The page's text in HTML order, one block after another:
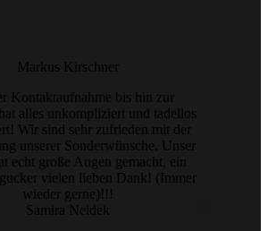
Markus Kirschner
Kontaktaufnahme bis hin zur
alles unkompliziert und tadellos
Wir sind sehr zufrieden mit der
unserer Sonderwünsche. Unser
echt große Augen gemacht, ein
vielen lieben Dank! (Immer
wieder gerne)!!!
Samira Neidek